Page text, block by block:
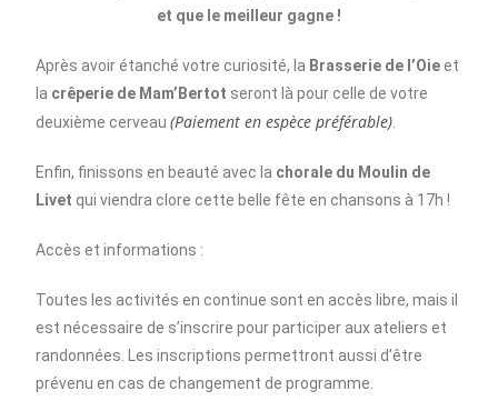
et que le meilleur gagne !
Après avoir étanché votre curiosité, la Brasserie de l’Oieet
la crêperie de Mam’Bertot seront là pour celle de votre
deuxième cerveau(Paiement en espèce préférable)
Enfin, finissons en beauté avec la chorale du Moulin de
Livet qui viendra clore cette belle fête en chansons à 17h !
Accès et informations :
Toutes les activités en continue sont en accès libre, mais il
est nécessaire de s’inscrire pour participer aux ateliers et
randonnées. Les inscriptions permettront aussi d’être
prévenu en cas de changement de programme.